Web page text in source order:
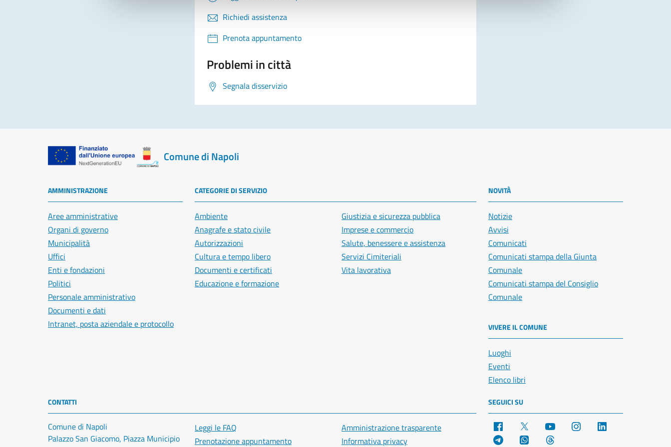
Richiedi assistenza
Prenota appuntamento
Problemi in città
Segnala disservizio
Comune di Napoli
AMMINISTRAZIONE
Aree amministrative
Organi di governo
Municipalità
Uffici
Enti e fondazioni
Politici
Personale amministrativo
Documenti e dati
Intranet, posta aziendale e protocollo
CATEGORIE DI SERVIZIO
Ambiente
Anagrafe e stato civile
Autorizzazioni
Cultura e tempo libero
Documenti e certificati
Educazione e formazione
Giustizia e sicurezza pubblica
Imprese e commercio
Salute, benessere e assistenza
Servizi Cimiteriali
Vita lavorativa
NOVITÀ
Notizie
Avvisi
Comunicati
Comunicati stampa della Giunta
Comunale
Comunicati stampa del Consiglio
Comunale
VIVERE IL COMUNE
Luoghi
Eventi
Elenco libri
CONTATTI
Comune di Napoli
Palazzo San Giacomo, Piazza Municipio
Leggi le FAQ
Prenotazione appuntamento
Amministrazione trasparente
Informativa privacy
SEGUICI SU
Facebook YouTube Instagram
Telegram WhatsApp